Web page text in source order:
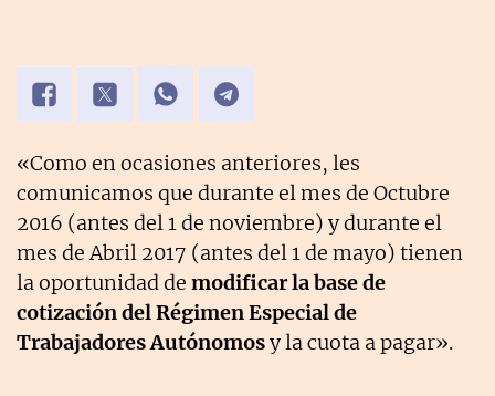
«Como en ocasiones anteriores, les
comunicamos que durante el mes de Octubre
2016 (antes del 1 de noviembre) y durante el
mes de Abril 2017 (antes del 1 de mayo) tienen
la oportunidad de modificar la base de
cotización del Régimen Especial de
Trabajadores Autónomosy la cuota a pagar».